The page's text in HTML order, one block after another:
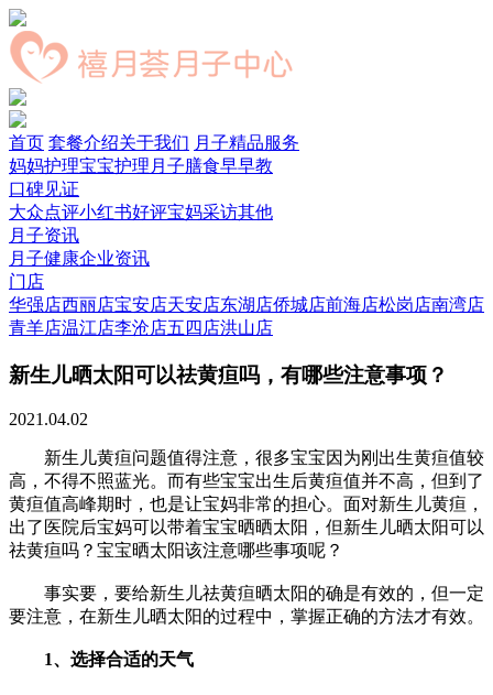
首页 套餐介绍关于我们 月子精品服务
妈妈护理宝宝护理 月子膳食早早教
口碑见证
大众点评小红书好评宝妈采访其他
月子资讯
月子健康企业资讯
门店
华强店西丽店宝安店天安店东湖店侨城店前海店松岗店南湾店
青羊店温江店李沧店五四店洪山店
新生儿晒太阳可以祛黄疸吗，有哪些注意事项？
2021.04.02
新生儿黄疸问题值得注意，很多宝宝因为刚出生黄疸值较
高，不得不照蓝光。而有些宝宝出生后黄疸值并不高，但到了
黄疸值高峰期时，也是让宝妈非常的担心。面对新生儿黄疸，
出了医院后宝妈可以带着宝宝晒晒太阳，但新生儿晒太阳可以
祛黄疸吗？宝宝晒太阳该注意哪些事项呢？
事实要，要给新生儿祛黄疸晒太阳的确是有效的，但一定
要注意，在新生儿晒太阳的过程中，掌握正确的方法才有效。
1、选择合适的天气